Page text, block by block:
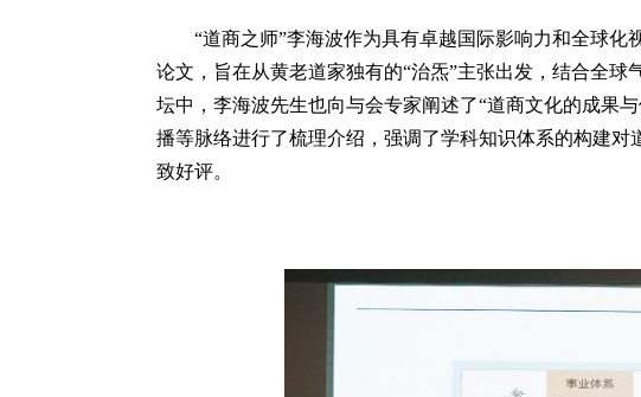
“道商之师”李海波作为具有卓越国际影响力和全球
论文，旨在从黄老道家独有的“治炁”主张出发，结合全
坛中，李海波先生也向与会专家阐述了“道商文化的成果
播等脉络进行了梳理介绍，强调了学科知识体系的构建
致好评。